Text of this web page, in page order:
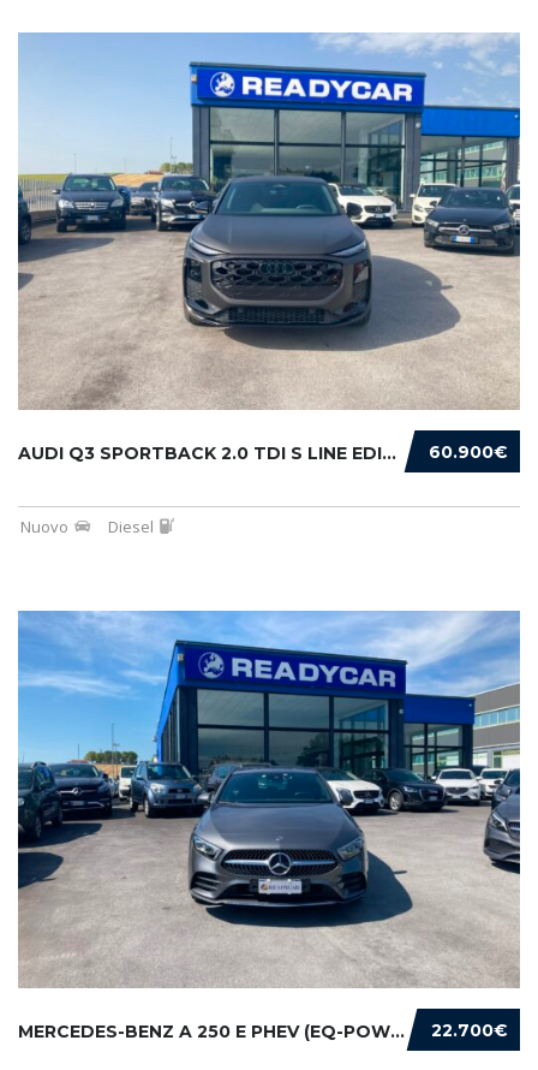
60.900€
AUDI Q3 SPORTBACK 2.0 TDI S LINE EDITION 150...
Nuovo Diesel
22.700€
MERCEDES-BENZ A 250 E PHEV (EQ-POWER) PREMIU...